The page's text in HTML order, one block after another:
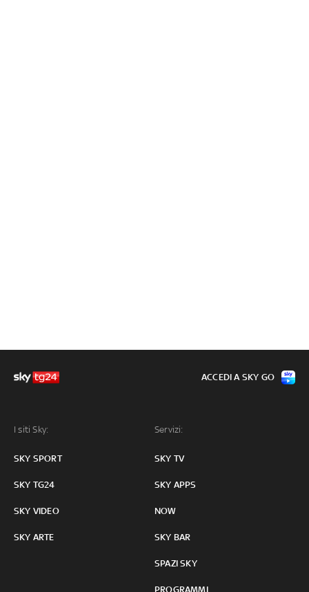
I siti Sky:
SKY SPORT
SKY TG24
SKY VIDEO
SKY ARTE
Servizi:
SKY TV
SKY APPS
NOW
SKY BAR
SPAZI SKY
PROGRAMMI
ACCEDI A SKY GO